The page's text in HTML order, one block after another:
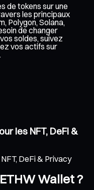
de tokens sur une
les principaux
Polygon, Solana,
de changer
soldes, suivez
vos actifs sur
les NFT, DeFi &
DeFi & Privacy
Wallet ?